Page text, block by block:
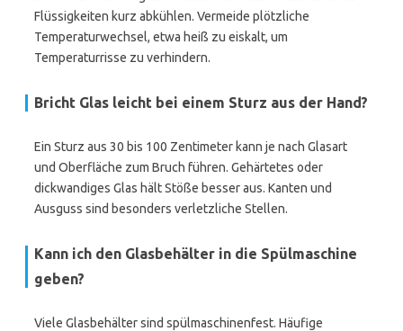
Flüssigkeiten kurz abkühlen. Vermeide plötzliche
Temperaturwechsel, etwa heiß zu eiskalt, um
Temperaturrisse zu verhindern.
Bricht Glas leicht bei einem Sturz aus der Hand?
Ein Sturz aus 30 bis 100 Zentimeter kann je nach Glasart
und Oberfläche zum Bruch führen. Gehärtetes oder
dickwandiges Glas hält Stöße besser aus. Kanten und
Ausguss sind besonders verletzliche Stellen.
Kann ich den Glasbehälter in die Spülmaschine
geben?
Viele Glasbehälter sind spülmaschinenfest. Häufige